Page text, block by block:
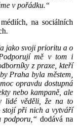
v pořádku.“
na sociálních
jako svoji prioritu a o
mě v tom i
z praxe, kteří
Praha byla městem,
opravdu dostupná
nebo kampaně, ale
lidé věděli, že na to
stojí při nich a vytváří
podporu,“ dodává na